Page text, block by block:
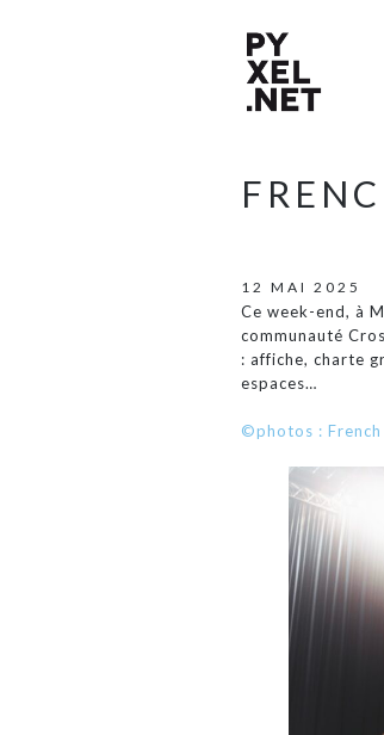
12 MAI 2025
Ce week-end, à
communauté
: affiche, charte
espaces…
©photos :